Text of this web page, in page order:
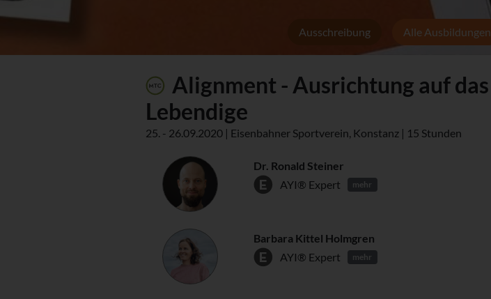
Ausschreibung Alle Ausbildungen
Alignment - Ausrichtung auf das
Lebendige
25. - 26.09.2020 | Eisenbahner Sportverein, Konstanz | 15 Stunden
Dr. Ronald Steiner
AYI® Expert
mehr
Barbara Kittel Holmgren
AYI® Expert
mehr